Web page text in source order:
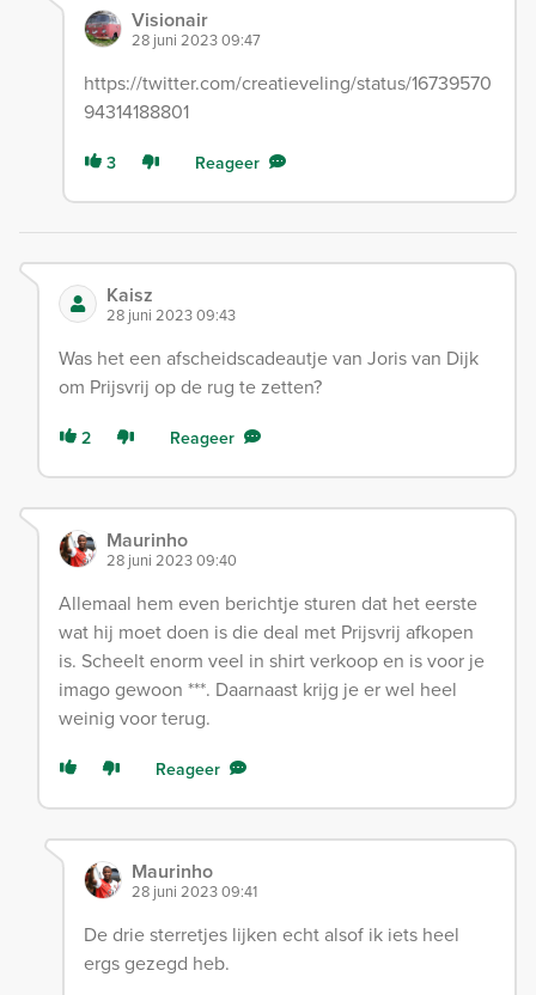
Visionair
28 juni 2023 09:47
https://twitter.com/creatieveling/status/16739570
94314188801
3 Reageer
Kaisz
28 juni 2023 09:43
Was het een afscheidscadeautje van Joris van Dijk
om Prijsvrij op de rug te zetten?
2 Reageer
Maurinho
28 juni 2023 09:40
Allemaal hem even berichtje sturen dat het eerste
wat hij moet doen is die deal met Prijsvrij afkopen
is. Scheelt enorm veel in shirt verkoop en is voor je
imago gewoon ***. Daarnaast krijg je er wel heel
weinig voor terug.
Reageer
Maurinho
28 juni 2023 09:41
De drie sterretjes lijken echt alsof ik iets heel
ergs gezegd heb.